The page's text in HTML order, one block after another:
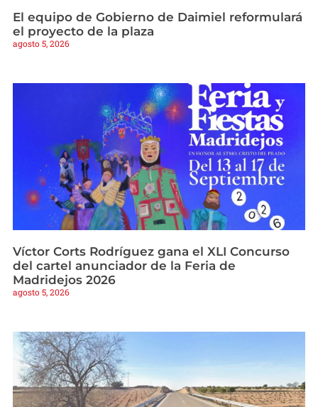
El equipo de Gobierno de Daimiel reformulará
el proyecto de la plaza
agosto 5, 2026
Víctor Corts Rodríguez gana el XLI Concurso
del cartel anunciador de la Feria de
Madridejos 2026
agosto 5, 2026